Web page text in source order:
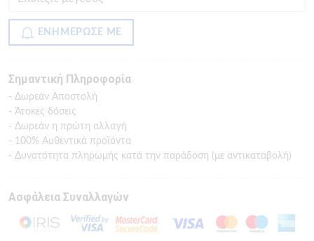
ΕΝΗΜΕΡΩΣΕ ΜΕ
Σημαντική Πληροφορία
- Δωρεάν Αποστολή
- Άτοκες δόσεις
- Δωρεάν η πρώτη αλλαγή
- 100% Αυθεντικά προϊόντα
- Δυνατότητα πληρωμής κατά την παράδοση (με αντικαταβολή)
Ασφάλεια Συναλλαγών